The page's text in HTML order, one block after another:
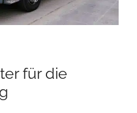
für die